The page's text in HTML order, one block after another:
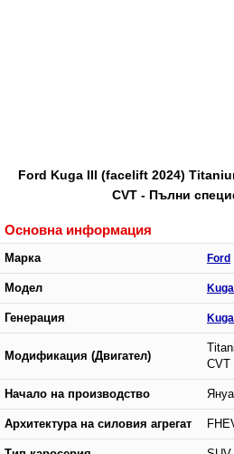
Ford Kuga III (facelift 2024)
CVT - Пълни
Основна информация
Марка Ford
Модел Kuga
Генерация
Модификация (Двигател)
CVT
Начало на производство
Архитектура на силовия агрегат